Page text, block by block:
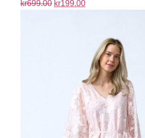
kr699.00 kr199.00